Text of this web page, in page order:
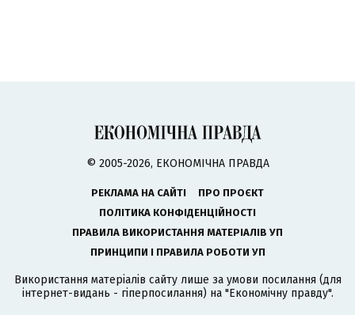
© 2005-2026, ЕКОНОМІЧНА ПРАВДА
РЕКЛАМА НА САЙТІ
ПРО ПРОЄКТ
ПОЛІТИКА КОНФІДЕНЦІЙНОСТІ
ПРАВИЛА ВИКОРИСТАННЯ МАТЕРІАЛІВ УП
ПРИНЦИПИ І ПРАВИЛА РОБОТИ УП
Використання матеріалів сайту лише за умови посилання (для
інтернет-видань - гіперпосилання) на "Економічну правду".